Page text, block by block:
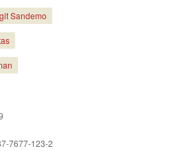
Sandemo
7677-123-2